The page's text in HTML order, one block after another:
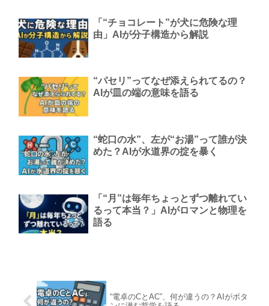
「“チョコレート”が犬に危険な理
由」AIが分子構造から解説
“パセリ”ってなぜ添えられてるの？
AIが皿の端の意味を語る
“蛇口の水”、左が“お湯”って誰が決
めた？AIが水道界の掟を暴く
「“月”は毎年ちょっとずつ離れてい
るって本当？」AIがロマンと物理を
語る
“電卓のCとAC”、何が違うの？AIがボタ